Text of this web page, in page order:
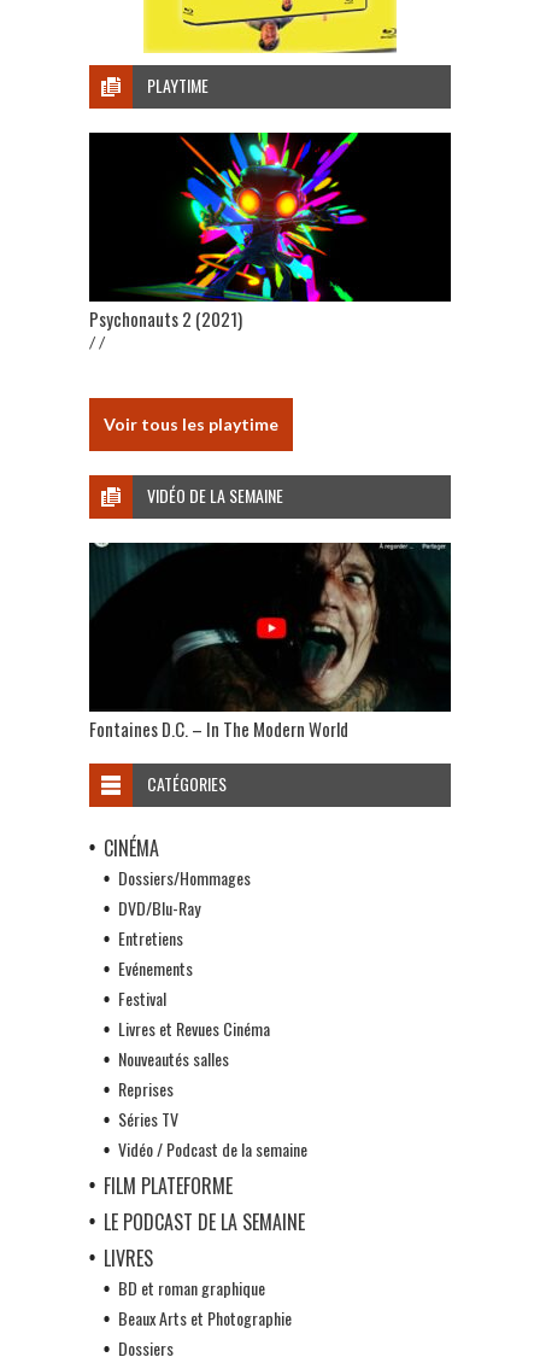
PLAYTIME
Psychonauts 2 (2021)
/ /
Voir tous les playtime
VIDÉO DE LA SEMAINE
Fontaines D.C. – In The Modern World
CATÉGORIES
CINÉMA
Dossiers/Hommages
DVD/Blu-Ray
Entretiens
Evénements
Festival
Livres et Revues Cinéma
Nouveautés salles
Reprises
Séries TV
Vidéo / Podcast de la semaine
FILM PLATEFORME
LE PODCAST DE LA SEMAINE
LIVRES
BD et roman graphique
Beaux Arts et Photographie
Dossiers